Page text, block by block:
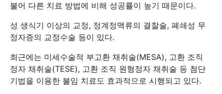
불어 다른 치료 방법에 비해 성공률이 높기 때문이다.
성 생식기 이상의 교정, 정계정맥류의 결찰술, 폐쇄성 무
정자증의 교정수술 등이 있다.
최근에는 미세수술적 부고환 채취술(MESA), 고환 조직
정자 채취술(TESE), 고환 조직 원형정자 채취술 등 첨단
기법을 이용한 불임 치료도 효과적으로 시행되고 있다.